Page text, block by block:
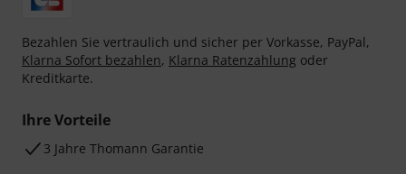
Bezahlen Sie vertraulich und sicher per Vorkasse, PayPal,
Klarna Sofort bezahlen, Klarna Ratenzahlung oder
Kreditkarte.
Ihre Vorteile
3 Jahre Thomann Garantie